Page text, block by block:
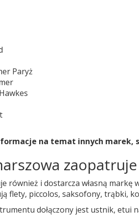
Paryż
na temat innych marek,
również i dostarcza własną
flety, piccolos, saksofony, trąbki,
dołączony jest ustnik, etui